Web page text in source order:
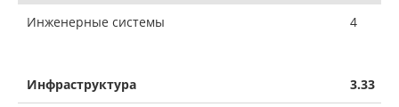
Инженерные системы 4
Инфраструктура 3.33